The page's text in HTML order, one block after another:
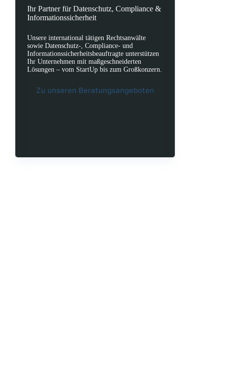
Ihr Partner für Datenschutz, Compliance &
Informationssicherheit
Unsere international tätigen Rechtsanwälte
sowie Datenschutz-, Compliance- und
Informationssicherheitsbeauftragte unterstützen
Ihr Unternehmen mit maßgeschneiderten
Lösungen – vom StartUp bis zum Großkonzern.
Zu unseren Beratungsangeboten